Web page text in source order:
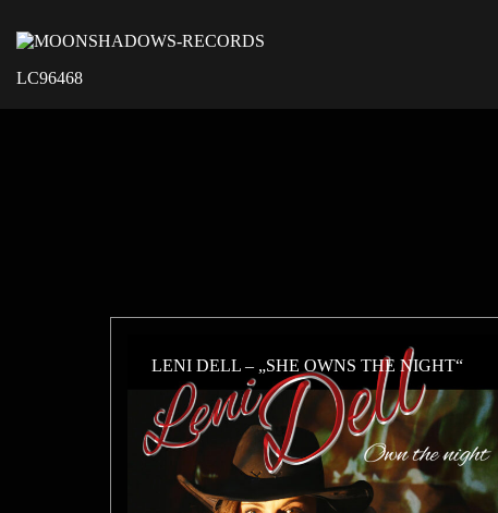
LC96468
LENI DELL – „SHE OWNS THE NIGHT“